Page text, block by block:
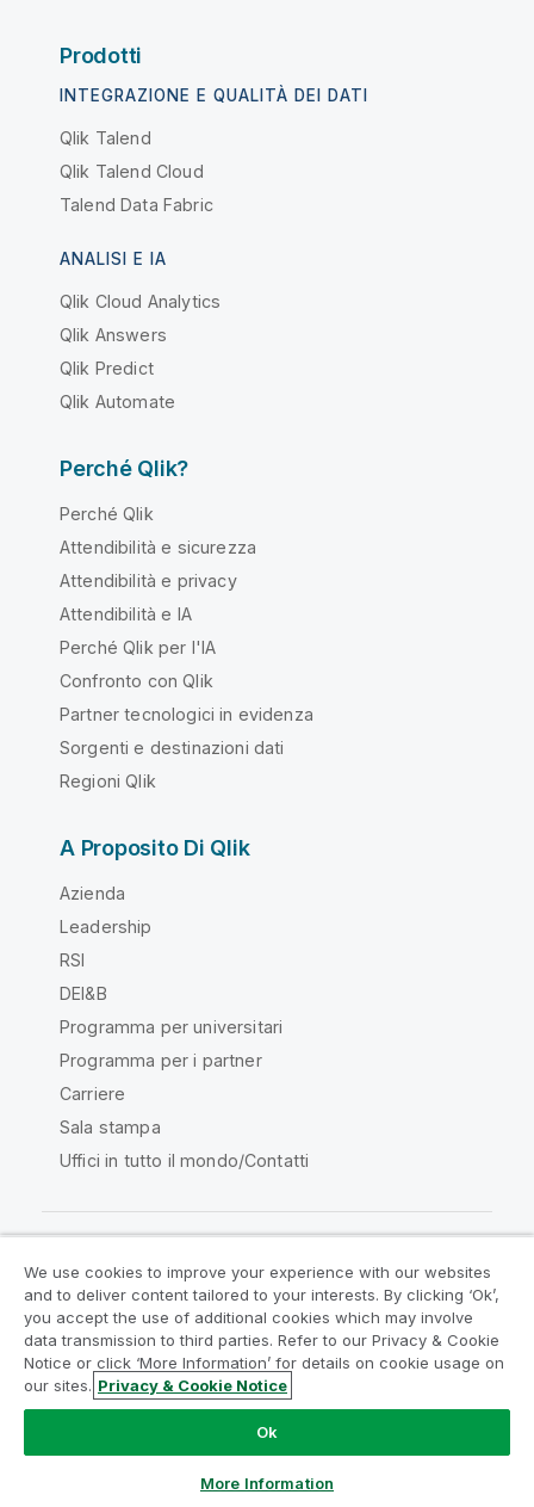
Prodotti
INTEGRAZIONE E QUALITÀ DEI DATI
Qlik Talend
Qlik Talend Cloud
Talend Data Fabric
ANALISI E IA
Qlik Cloud Analytics
Qlik Answers
Qlik Predict
Qlik Automate
Perché Qlik?
Perché Qlik
Attendibilità e sicurezza
Attendibilità e privacy
Attendibilità e IA
Perché Qlik per l'IA
Confronto con Qlik
Partner tecnologici in evidenza
Sorgenti e destinazioni dati
Regioni Qlik
A Proposito Di Qlik
Azienda
Leadership
RSI
DEI&B
Programma per universitari
Programma per i partner
Carriere
Sala stampa
Uffici in tutto il mondo/Contatti
Qlik Community
Contratti
Termini del prodotto
Legal Policies
Note Legali
Termini di utilizzo
Marchi
Do Not Share My Info
Copyright © 1993-2026 QlikTech International AB. Tutti i
We use cookies to improve your experience with our websites
and to deliver content tailored to your interests. By clicking ‘Ok’,
you accept the use of additional cookies which may involve
data transmission to third parties. Refer to our Privacy & Cookie
Notice or click ‘More Information’ for details on cookie usage on
our sites. Privacy & Cookie Notice
Ok
More Information